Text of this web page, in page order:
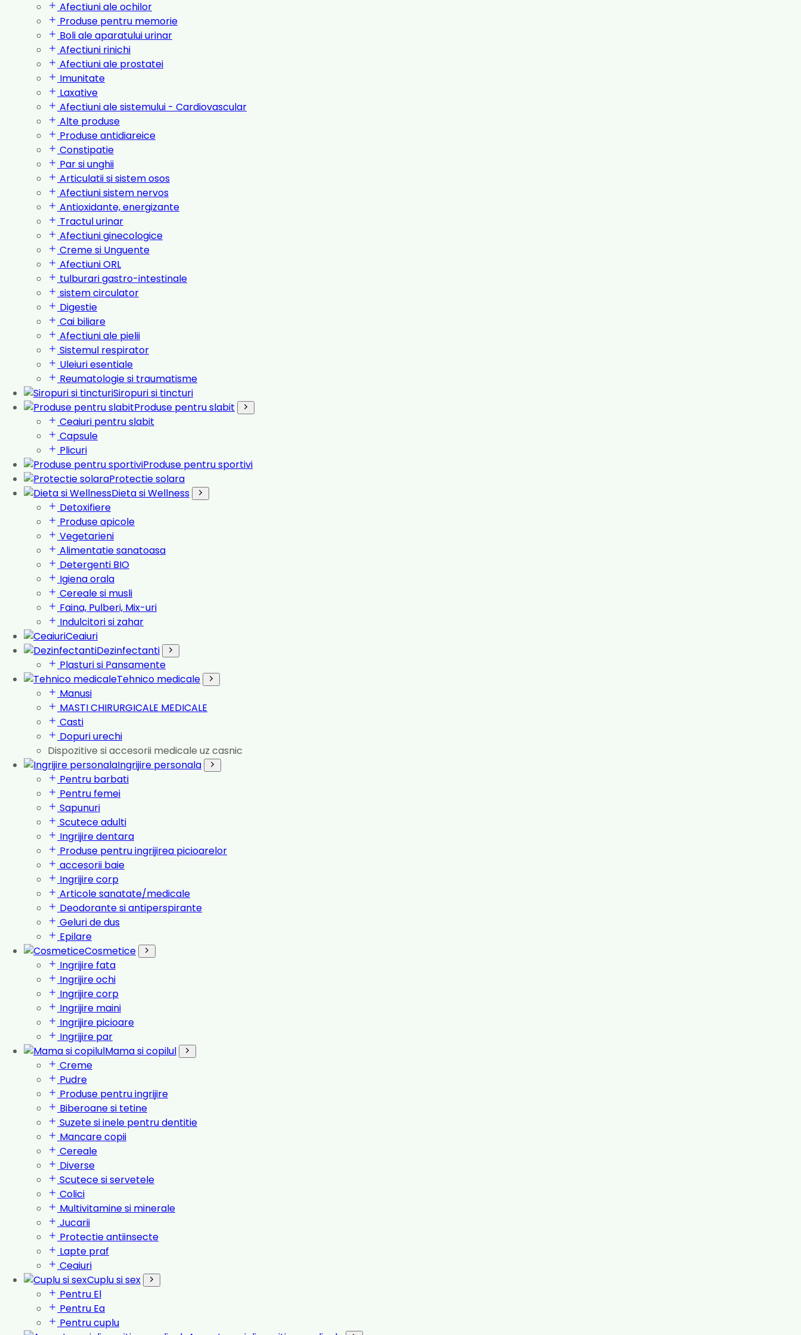
Afectiuni ale ochilor
Produse pentru memorie
Boli ale aparatului urinar
Afectiuni rinichi
Afectiuni ale prostatei
Imunitate
Laxative
Afectiuni ale sistemului - Cardiovascular
Alte produse
Produse antidiareice
Constipatie
Par si unghii
Articulatii si sistem osos
Afectiuni sistem nervos
Antioxidante, energizante
Tractul urinar
Afectiuni ginecologice
Creme si Unguente
Afectiuni ORL
tulburari gastro-intestinale
sistem circulator
Digestie
Cai biliare
Afectiuni ale pielii
Sistemul respirator
Uleiuri esentiale
Reumatologie si traumatisme
Siropuri si tincturi
Produse pentru slabit
Ceaiuri pentru slabit
Capsule
Plicuri
Produse pentru sportivi
Protectie solara
Dieta si Wellness
Detoxifiere
Produse apicole
Vegetarieni
Alimentatie sanatoasa
Detergenti BIO
Igiena orala
Cereale si musli
Faina, Pulberi, Mix-uri
Indulcitori si zahar
Ceaiuri
Dezinfectanti
Plasturi si Pansamente
Tehnico medicale
Manusi
MASTI CHIRURGICALE MEDICALE
Casti
Dopuri urechi
Dispozitive si accesorii medicale uz casnic
Ingrijire personala
Pentru barbati
Pentru femei
Sapunuri
Scutece adulti
Ingrijire dentara
Produse pentru ingrijirea picioarelor
accesorii baie
Ingrijire corp
Articole sanatate/medicale
Deodorante si antiperspirante
Geluri de dus
Epilare
Cosmetice
Ingrijire fata
Ingrijire ochi
Ingrijire corp
Ingrijire maini
Ingrijire picioare
Ingrijire par
Mama si copilul
Creme
Pudre
Produse pentru ingrijire
Biberoane si tetine
Suzete si inele pentru dentitie
Mancare copii
Cereale
Diverse
Scutece si servetele
Colici
Multivitamine si minerale
Jucarii
Protectie antiinsecte
Lapte praf
Ceaiuri
Cuplu si sex
Pentru El
Pentru Ea
Pentru cuplu